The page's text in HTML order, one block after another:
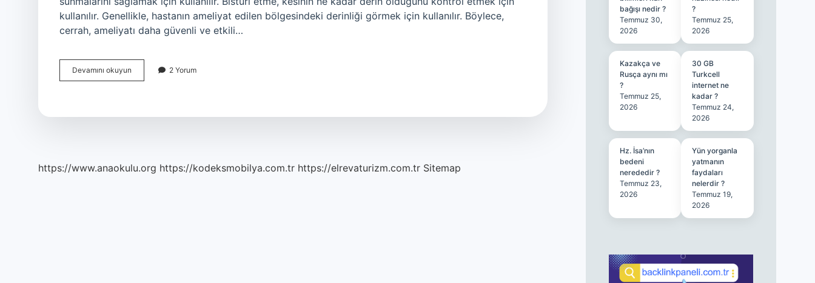
kullanılır. Genellikle, hastanın ameliyat edilen bölgesindeki derinliği görmek için kullanılır. Böylece,
cerrah, ameliyatı daha güvenli ve etkili…
Devamını okuyun
etmek
2 Yorum
https://www.anaokulu.org https://kodeksmobilya.com.tr https://elrevaturizm.com.tr Sitemap
bağışı nedir ?
Temmuz 30,
2026
?
Temmuz 25,
2026
Kazakça ve
Rusça aynı mı
?
Temmuz 25,
2026
30 GB
Turkcell
internet ne
kadar ?
Temmuz 24,
2026
Hz. İsa’nın
bedeni
nerededir ?
Temmuz 23,
2026
Yün yorganla
yatmanın
faydaları
nelerdir ?
Temmuz 19,
2026